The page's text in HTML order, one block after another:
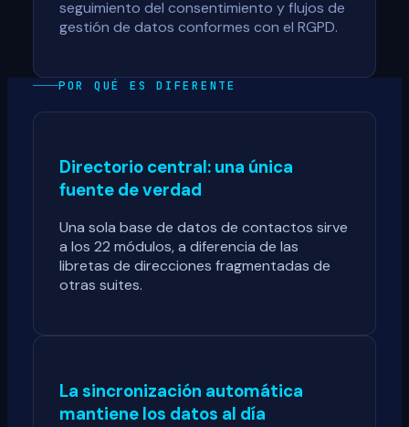
seguimiento del consentimiento y flujos de
gestión de datos conformes con el RGPD.
POR QUÉ ES DIFERENTE
Directorio central: una única
fuente de verdad
Una sola base de datos de contactos sirve
a los 22 módulos, a diferencia de las
libretas de direcciones fragmentadas de
otras suites.
La sincronización automática
mantiene los datos al día